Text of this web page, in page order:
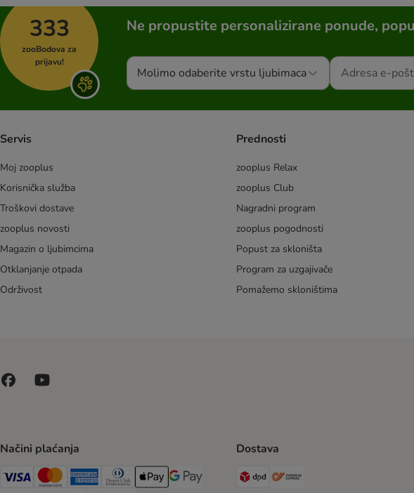
333
zooBodova za
prijavu!
Ne propustite personalizirane ponude,
Molimo odaberite vrstu ljubimaca
Servis
Moj zooplus
Korisnička služba
Troškovi dostave
zooplus novosti
Magazin o ljubimcima
Otklanjanje otpada
Održivost
Prednosti
zooplus Relax
zooplus Club
Nagradni program
zooplus pogodnosti
Popust za skloništa
Program za uzgajivače
Pomažemo skloništima
Načini plaćanja
Visa Payment Method
MasterCard Payment Method
American Express Payment Method
Diners Club Payment Method
Payment MethodGoogle pay Payment Method
Dostava
DPD Shipping Method